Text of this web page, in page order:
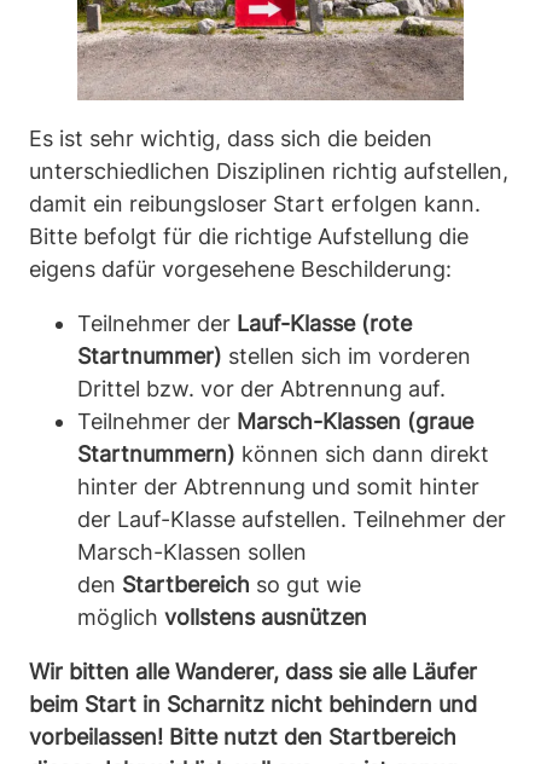
Es ist sehr wichtig, dass sich die beiden
unterschiedlichen Disziplinen richtig aufstellen,
damit ein reibungsloser Start erfolgen kann.
Bitte befolgt für die richtige Aufstellung die
eigens dafür vorgesehene Beschilderung:
Teilnehmer der Lauf-Klasse (rote
Startnummer) stellen sich im vorderen
Drittel bzw. vor der Abtrennung auf.
Teilnehmer der Marsch-Klassen (graue
Startnummern) können sich dann direkt
hinter der Abtrennung und somit hinter
der Lauf-Klasse aufstellen. Teilnehmer der
Marsch-Klassen sollen
den Startbereich so gut wie
möglich vollstens ausnützen
Wir bitten alle Wanderer, dass sie alle Läufer
beim Start in Scharnitz nicht behindern und
vorbeilassen! Bitte nutzt den Startbereich